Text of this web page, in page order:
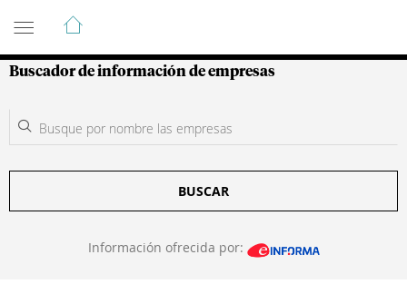
Guía de Empresas Colombianas
Buscador de información de empresas
BUSCAR
Información ofrecida por: